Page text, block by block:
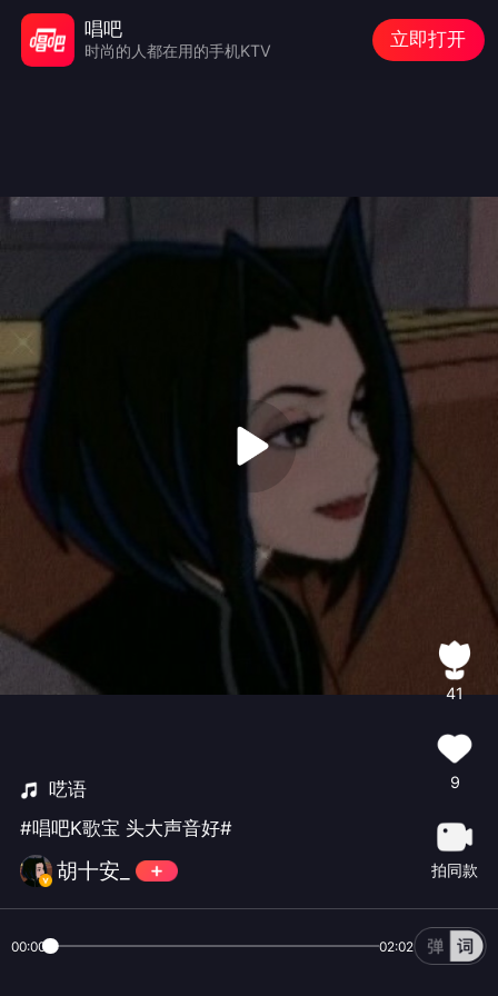
呓语
#唱吧K歌宝 头大声音好#
胡十安_
41
9
拍同款
00:00 02:02
唱吧
时尚的人都在用的手机KTV
立即打开